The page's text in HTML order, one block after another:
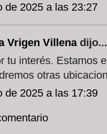
de 2025 a las 23:27
Vrigen Villenadijo...
tu interés. Estamos
otras
de 2025 a las 17:39